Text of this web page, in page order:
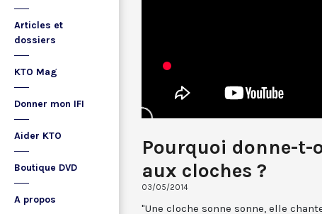
Articles et
dossiers
KTO Mag
Donner mon IFI
Aider KTO
Boutique DVD
A propos
Pourquoi donne-t-
aux cloches ?
03/05/2014
"Une cloche sonne sonne, elle